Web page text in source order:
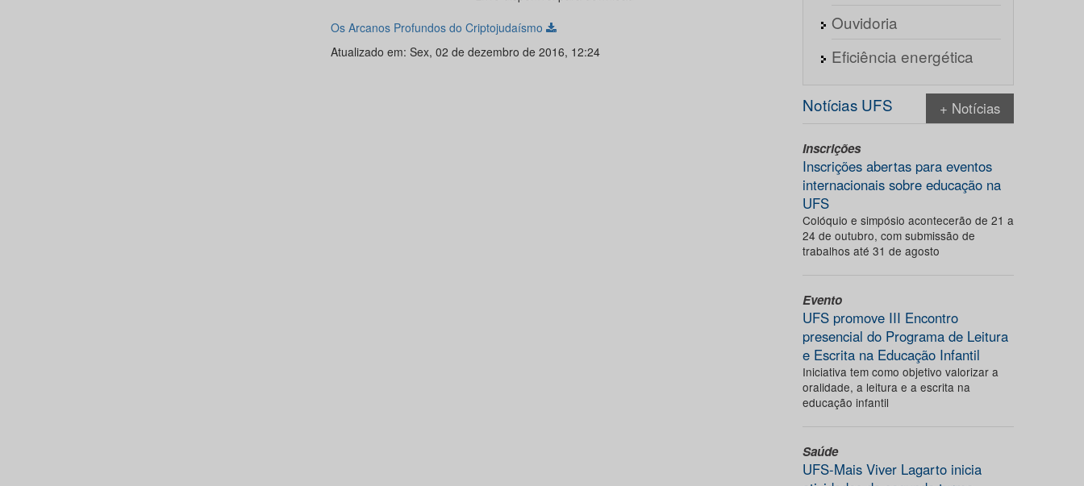
Os Arcanos Profundos do Criptojudaísmo
Atualizado em: Sex, 02 de dezembro de 2016, 12:24
Ouvidoria
Eficiência energética
Notícias UFS + Notícias
Inscrições
Inscrições abertas para eventos
internacionais sobre educação na
UFS
Colóquio e simpósio acontecerão de 21 a
24 de outubro, com submissão de
trabalhos até 31 de agosto
Evento
UFS promove III Encontro
presencial do Programa de Leitura
e Escrita na Educação Infantil
Iniciativa tem como objetivo valorizar a
oralidade, a leitura e a escrita na
educação infantil
Saúde
UFS-Mais Viver Lagarto inicia